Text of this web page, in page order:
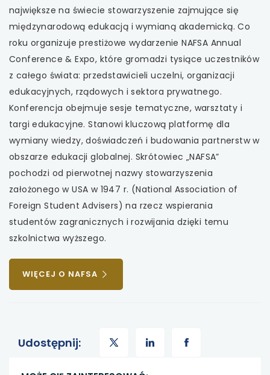
największe na świecie stowarzyszenie zajmujące się
międzynarodową edukacją i wymianą akademicką. Co
roku organizuje prestiżowe wydarzenie NAFSA Annual
Conference & Expo, które gromadzi tysiące uczestników
z całego świata: przedstawicieli uczelni, organizacji
edukacyjnych, rządowych i sektora prywatnego.
Konferencja obejmuje sesje tematyczne, warsztaty i
targi edukacyjne. Stanowi kluczową platformę dla
wymiany wiedzy, doświadczeń i budowania partnerstw w
obszarze edukacji globalnej. Skrótowiec „NAFSA”
pochodzi od pierwotnej nazwy stowarzyszenia
założonego w USA w 1947 r. (National Association of
Foreign Student Advisers) na rzecz wspierania
studentów zagranicznych i rozwijania dzięki temu
szkolnictwa wyższego.
WIĘCEJ O NAFSA UWAGA,
NOWEJ
Udostępnij: uwaga, uwaga,
uwaga,